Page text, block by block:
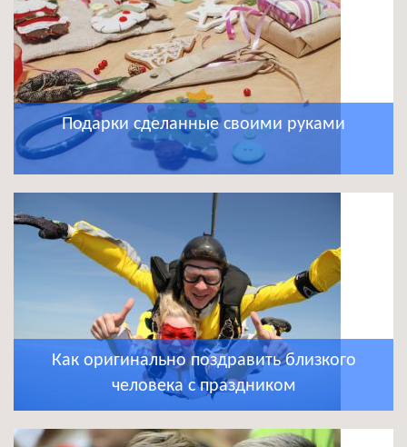
Подарки сделанные своими руками
Как оригинально поздравить близкого
человека с праздником